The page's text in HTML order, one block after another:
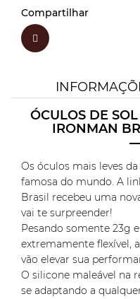
Compartilhar
ÓCULOS DE
IRONMAN
Os óculos mais leves
famosa do mundo. A
Brasil recebeu uma
vai te surpreender!
Pesando somente 23g
extremamente flexível,
vão elevar sua
O silicone maleável na
se adaptando a